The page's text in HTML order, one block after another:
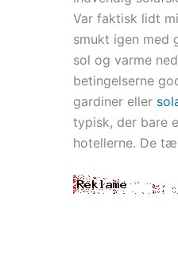
Var faktisk lidt
smukt igen med
sol og varme
betingelserne
gardiner eller
typisk, der bare
hotellerne. De